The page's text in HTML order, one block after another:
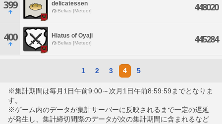
399 delicatessen
Belias [Meteor] 448020
400 Hiatus of Oyaji
Belias [Meteor] 445284
1 2 3 4 5
※集計期間は毎月1日午前9:00～次月1日午前8:59:59までとなりま
す。
※ゲーム内のデータが集計サーバーに反映されるまで一定の遅延
が発生し、集計締切間際のデータが次の集計期間に含まれるなど